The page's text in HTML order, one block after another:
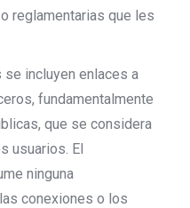
reglamentarias que les
incluyen enlaces a
fundamentalmente
que se considera
usuarios. El
ninguna
conexiones o los